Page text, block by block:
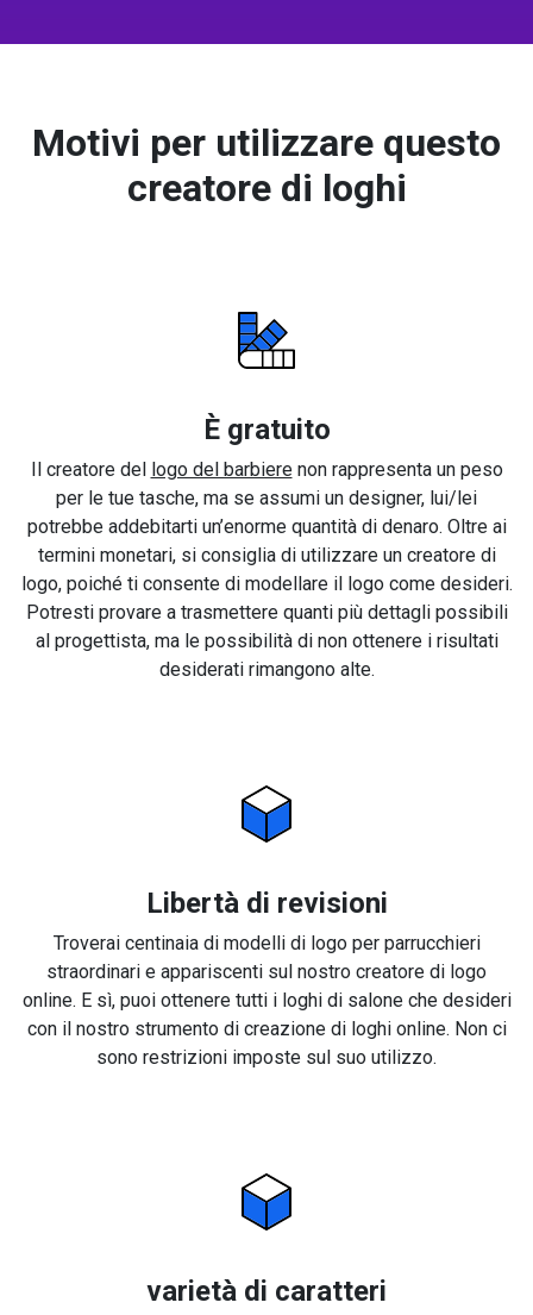
Motivi per utilizzare questo
creatore di loghi
È gratuito
Il creatore del logo del barbierenon rappresenta un peso
per le tue tasche, ma se assumi un designer, lui/lei
potrebbe addebitarti un’enorme quantità di denaro. Oltre ai
termini monetari, si consiglia di utilizzare un creatore di
logo, poiché ti consente di modellare il logo come desideri.
Potresti provare a trasmettere quanti più dettagli possibili
al progettista, ma le possibilità di non ottenere i risultati
desiderati rimangono alte.
Libertà di revisioni
Troverai centinaia di modelli di logo per parrucchieri
straordinari e appariscenti sul nostro creatore di logo
online. E sì, puoi ottenere tutti i loghi di salone che desideri
con il nostro strumento di creazione di loghi online. Non ci
sono restrizioni imposte sul suo utilizzo.
varietà di caratteri